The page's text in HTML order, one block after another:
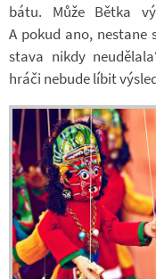
bátu. Může Bětka
A pokud ano,
stava nikdy
hráči ne­bude líbit